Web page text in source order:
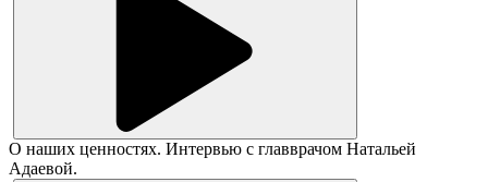
О наших ценностях. Интервью с главврачом Натальей
Адаевой.